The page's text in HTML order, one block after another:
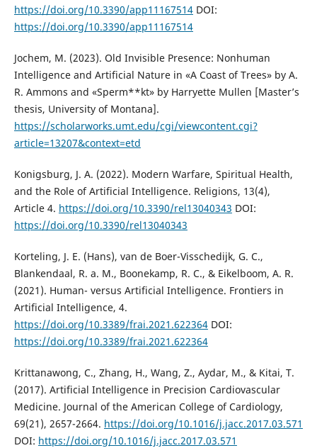
https://doi.org/10.3390/app11167514DOI:
https://doi.org/10.3390/app11167514
Jochem, M. (2023). Old Invisible Presence: Nonhuman
Intelligence and Artificial Nature in «A Coast of Trees» by A.
R. Ammons and «Sperm**kt» by Harryette Mullen [Master’s
thesis, University of Montana].
https://scholarworks.umt.edu/cgi/viewcontent.cgi?
article=13207&context=etd
Konigsburg, J. A. (2022). Modern Warfare, Spiritual Health,
and the Role of Artificial Intelligence. Religions, 13(4),
Article 4. https://doi.org/10.3390/rel13040343 DOI:
https://doi.org/10.3390/rel13040343
Korteling, J. E. (Hans), van de Boer-Visschedijk, G. C.,
Blankendaal, R. a. M., Boonekamp, R. C., & Eikelboom, A. R.
(2021). Human- versus Artificial Intelligence. Frontiers in
Artificial Intelligence, 4.
https://doi.org/10.3389/frai.2021.622364DOI:
https://doi.org/10.3389/frai.2021.622364
Krittanawong, C., Zhang, H., Wang, Z., Aydar, M., & Kitai, T.
(2017). Artificial Intelligence in Precision Cardiovascular
Medicine. Journal of the American College of Cardiology,
69(21), 2657-2664. https://doi.org/10.1016/j.jacc.2017.03.571
DOI: https://doi.org/10.1016/j.jacc.2017.03.571